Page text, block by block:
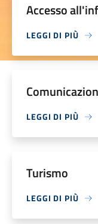
Accesso
LEGGI DI PIÙ
LEGGI DI PIÙ
Turismo
LEGGI DI PIÙ